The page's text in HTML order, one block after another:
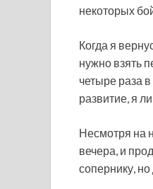
некоторых
Когда я
нужно взять
четыре раза
развитие, я
Несмотря на
вечера, и
сопернику,